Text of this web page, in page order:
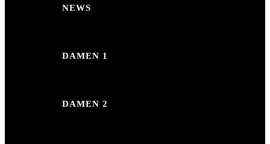
NEWS
DAMEN 1
DAMEN 2